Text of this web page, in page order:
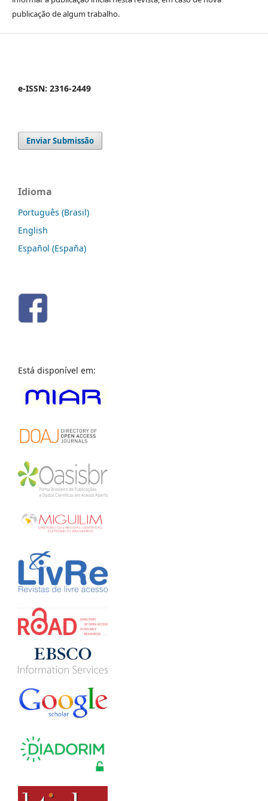
publicação de algum trabalho.
e-ISSN: 2316-2449
Enviar Submissão
Idioma
Português (Brasil)
English
Español (España)
Está disponível em: